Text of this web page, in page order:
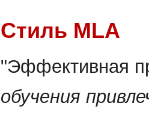
Стиль MLA
"Эффективная
обучения